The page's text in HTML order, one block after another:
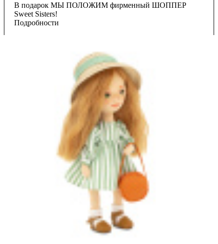
В подарок МЫ ПОЛОЖИМ фирменный ШОППЕР
Sweet Sisters!
Подробности
Купить в 1 клик
Хочу в подарок
Заказать доставку в удобное время.
Доставка может быть анонимной.
Цена действительна только для интернет-магазина и может отличаться от цен